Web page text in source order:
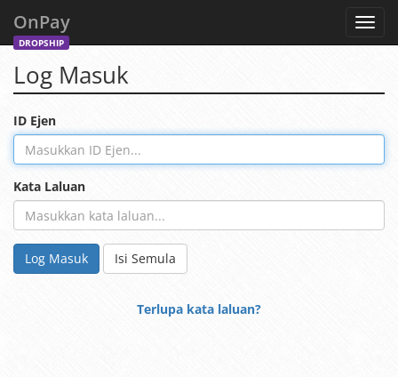
OnPay
DROPSHIP
Log Masuk
ID Ejen
Kata Laluan
Log Masuk Isi Semula
Terlupa kata laluan?